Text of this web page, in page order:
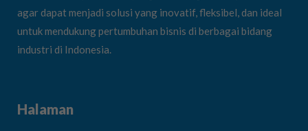
agar dapat menjadi solusi yang inovatif, fleksibel, dan ideal
untuk mendukung pertumbuhan bisnis di berbagai bidang
industri di Indonesia.
Halaman